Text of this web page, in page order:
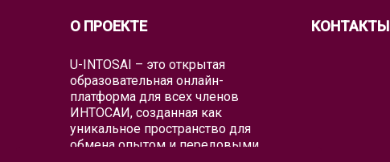
О ПРОЕКТЕ
U-INTOSAI – это открытая
образовательная онлайн-
платформа для всех членов
ИНТОСАИ, созданная как
уникальное пространство для
обмена опытом и передовыми
КОНТАКТЫ